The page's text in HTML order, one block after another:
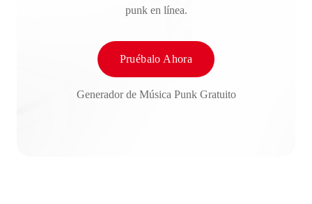
punk en línea.
Pruébalo Ahora
Generador de Música Punk Gratuito